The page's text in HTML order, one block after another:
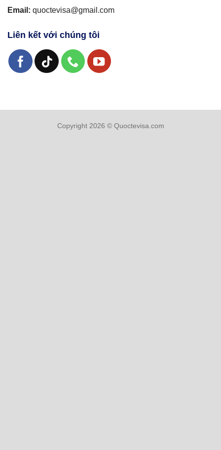
Email: quoctevisa@gmail.com
Liên kết với chúng tôi
Copyright 2026 © Quoctevisa.com